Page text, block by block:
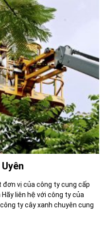
vị của công ty cung cấp
liên hệ với công ty của
ty cây xanh chuyên cung